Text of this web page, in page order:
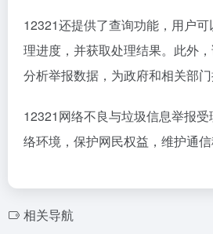
12321还提供了查询功能，用户
理进度，并获取处理结果。此外
分析举报数据，为政府和相关部门
12321网络不良与垃圾信息举报
络环境，保护网民权益，维护通信
相关导航